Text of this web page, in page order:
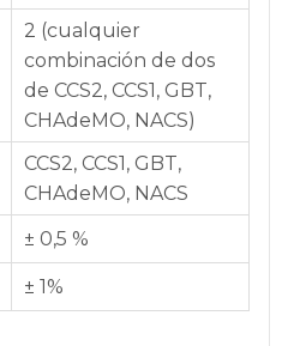
2 (cualquier
combinación de dos
de CCS2, CCS1, GBT,
CHAdeMO, NACS)
CCS2, CCS1, GBT,
CHAdeMO, NACS
± 0,5 %
± 1%